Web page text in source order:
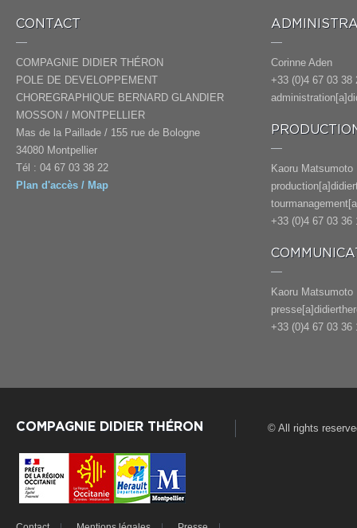
CONTACT
COMPAGNIE DIDIER THÉRON
POLE DE DEVELOPPEMENT
CHOREGRAPHIQUE BERNARD GLANDIER
MOSSON / MONTPELLIER
Mas de la Paillade / 155 rue de Bologne
34080 Montpellier
Tél : 04 67 03 38 22
Plan d'accès / Map
Corinne Aden
+33 (0)4 67 03 38
Kaoru Matsumoto
+33 (0)4 67 03 36
Kaoru Matsumoto
+33 (0)4 67 03 36
COMPAGNIE DIDIER THÉRON © All rights